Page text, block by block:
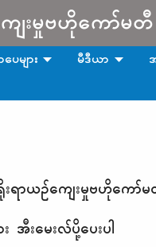
ျေးမှုဗဟိုကော်မတီ
ပေများ မီဒီယာ
းရာယဉ်ကျေးမှုဗဟိုကော်
းမေးလ်ပို့ပေးပါ